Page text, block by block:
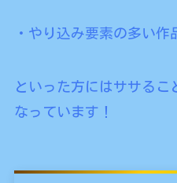
・やり込み要素の多い作
といった方にはササるこ
なっています！